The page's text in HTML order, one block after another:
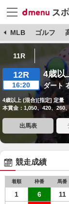
MLB ゴルフ
11R
12R
16:20
4歳以
ダート
4歳以上 (混合)[指定] 定量
本賞金：1,050、420、260
出馬表
競走成績
着順 枠番 馬番
1 6 11